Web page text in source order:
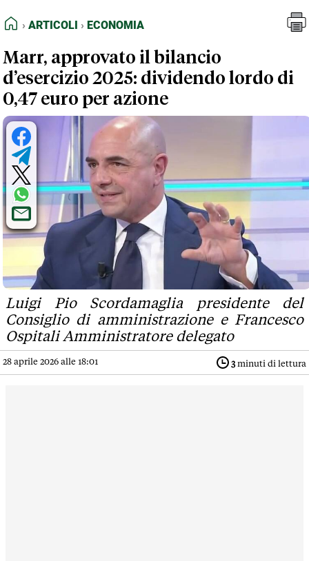
FEED RSS
NORMATIVE DEONTOLOGICHE
TERMINI e CONDIZIONI
HOME
ARTICOLI ECONOMIA
Marr, approvato il bilancio
d’esercizio 2025: dividendo lordo di
0,47 euro per azione
Luigi Pio Scordamaglia presidente del
Consiglio di amministrazione e Francesco
Ospitali Amministratore delegato
28 aprile 2026 alle 18:01 3minuti di lettura